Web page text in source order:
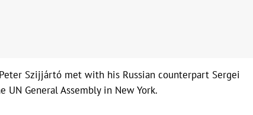
Szijjártó met with his Russian counterpart Sergei
UN General Assembly in New York.